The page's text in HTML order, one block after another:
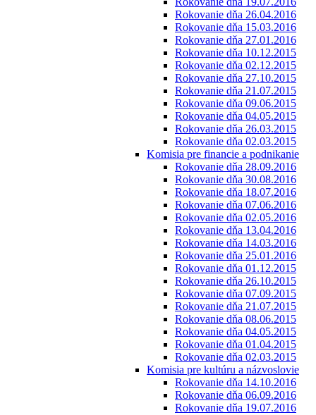
Rokovanie dňa 26.04.2016
Rokovanie dňa 15.03.2016
Rokovanie dňa 27.01.2016
Rokovanie dňa 10.12.2015
Rokovanie dňa 02.12.2015
Rokovanie dňa 27.10.2015
Rokovanie dňa 21.07.2015
Rokovanie dňa 09.06.2015
Rokovanie dňa 04.05.2015
Rokovanie dňa 26.03.2015
Rokovanie dňa 02.03.2015
Komisia pre financie a podnikanie
Rokovanie dňa 28.09.2016
Rokovanie dňa 30.08.2016
Rokovanie dňa 18.07.2016
Rokovanie dňa 07.06.2016
Rokovanie dňa 02.05.2016
Rokovanie dňa 13.04.2016
Rokovanie dňa 14.03.2016
Rokovanie dňa 25.01.2016
Rokovanie dňa 01.12.2015
Rokovanie dňa 26.10.2015
Rokovanie dňa 07.09.2015
Rokovanie dňa 21.07.2015
Rokovanie dňa 08.06.2015
Rokovanie dňa 04.05.2015
Rokovanie dňa 01.04.2015
Rokovanie dňa 02.03.2015
Komisia pre kultúru a názvoslovie
Rokovanie dňa 14.10.2016
Rokovanie dňa 06.09.2016
Rokovanie dňa 19.07.2016